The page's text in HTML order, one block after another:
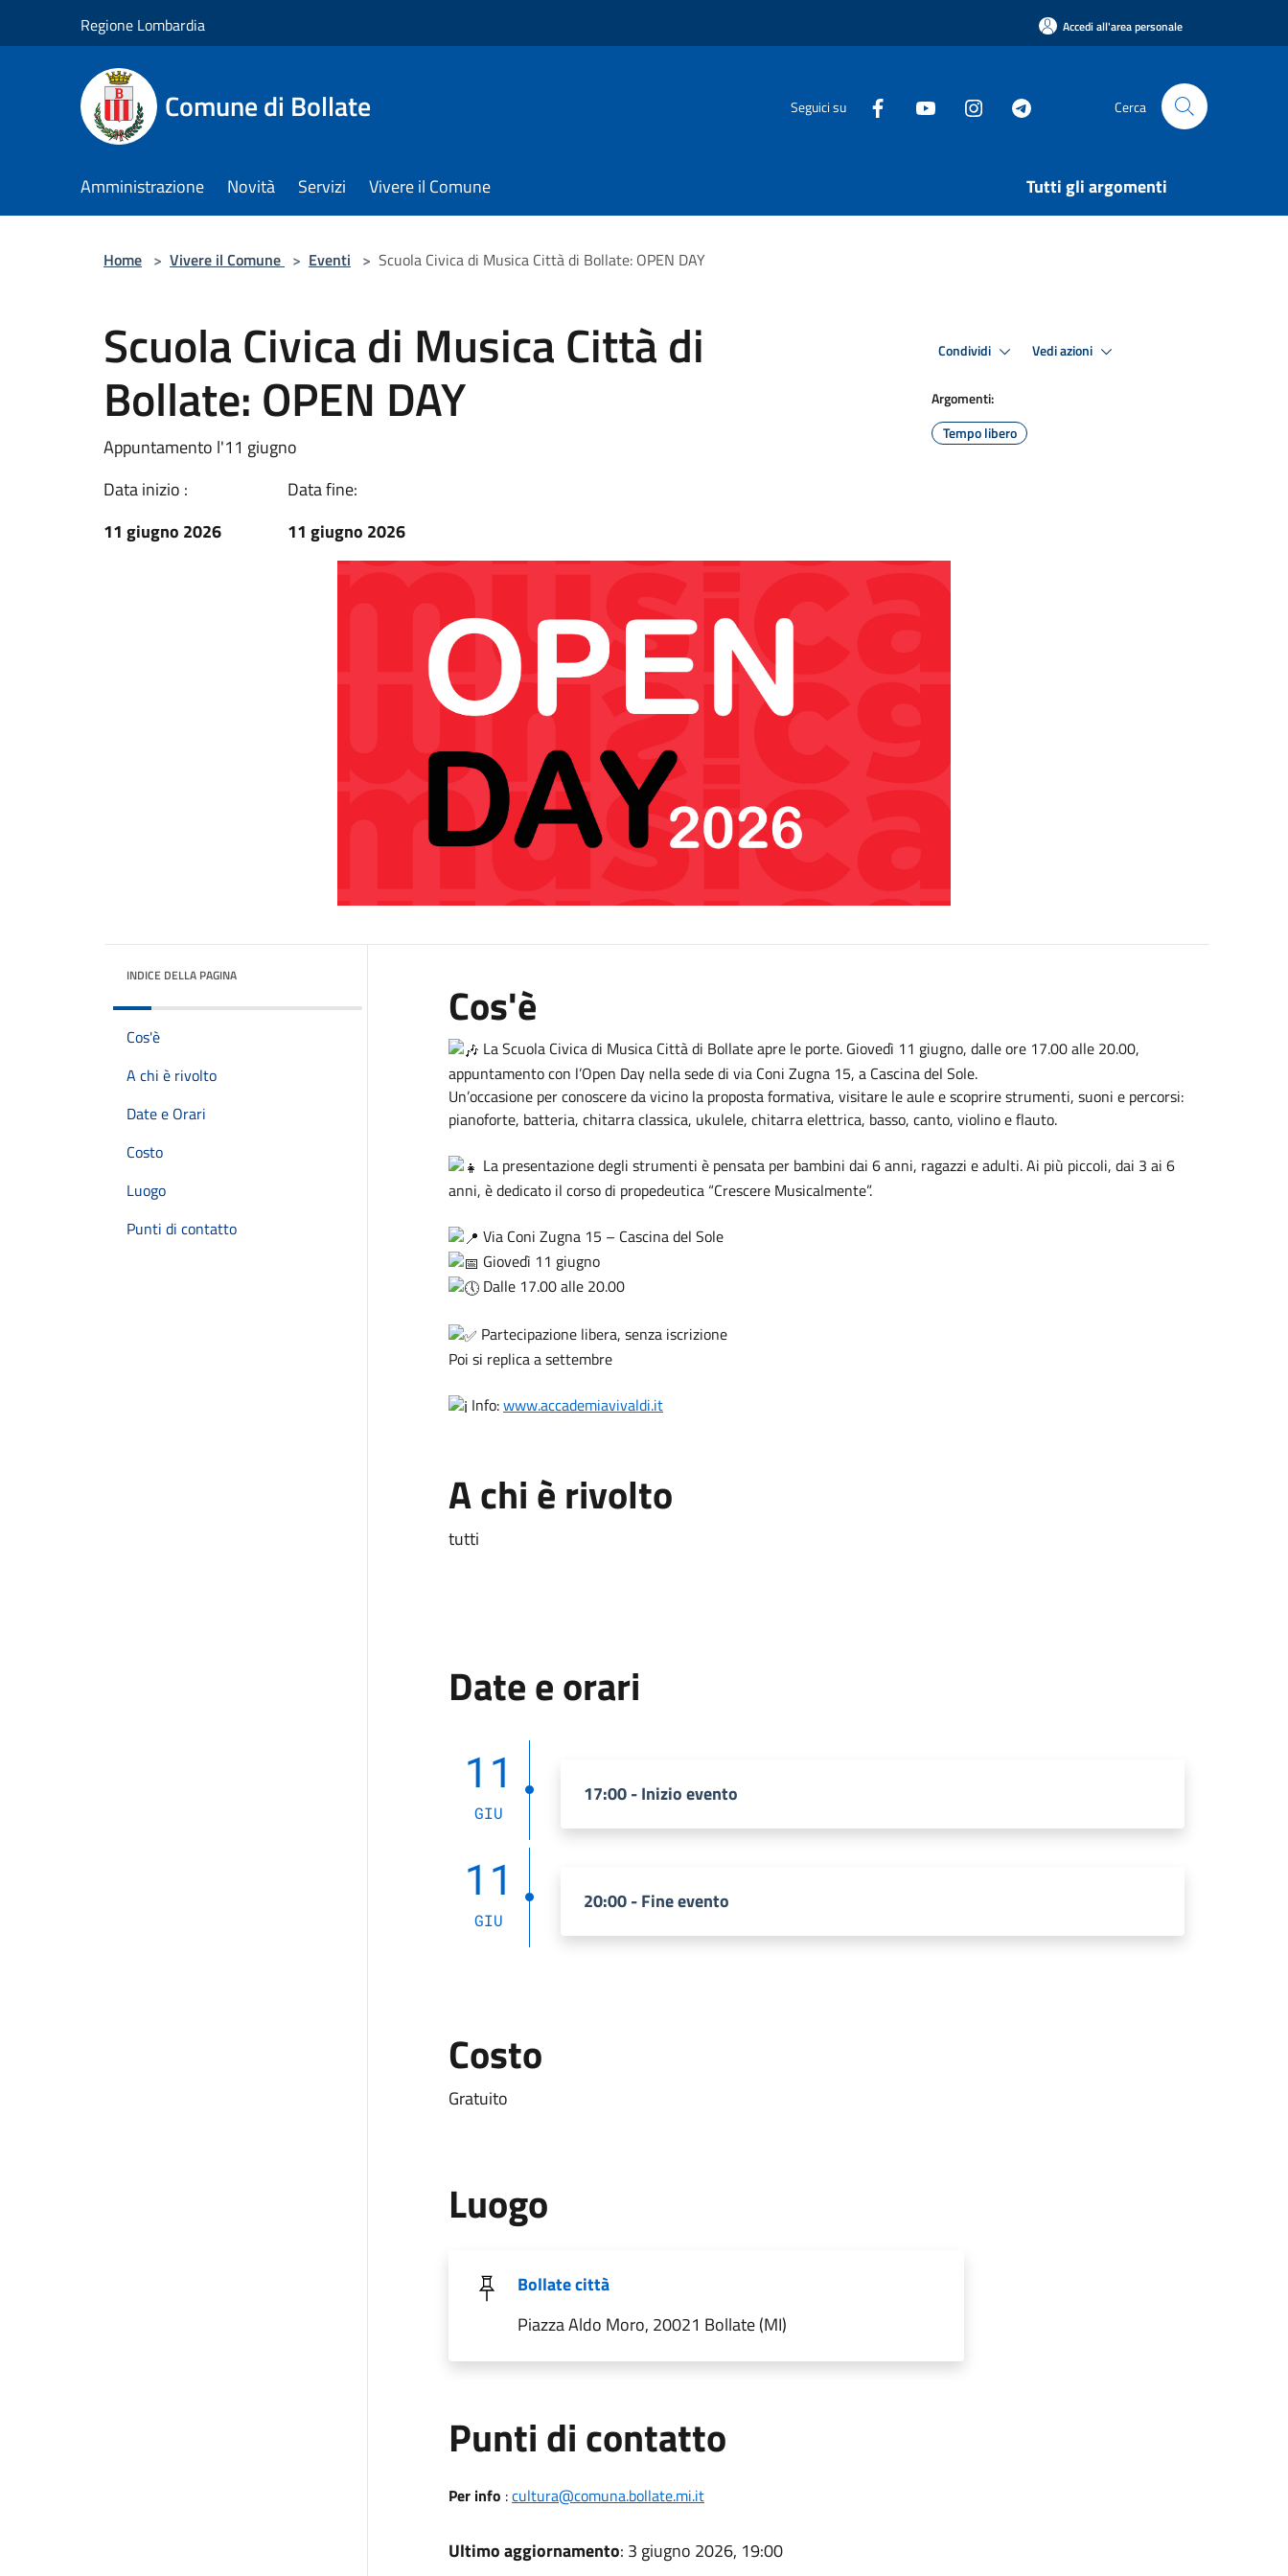
Regione Lombardia Accedi all'area personale
Comune di Bollate Seguici su Cerca
Amministrazione Novità Servizi Vivere il Comune Tutti gli argomenti
Home > Vivere il Comune > Eventi > Scuola Civica di Musica Città di Bollate: OPEN DAY
Scuola Civica di Musica Città di
Bollate: OPEN DAY
Appuntamento l'11 giugno
Data inizio :
11 giugno 2026
Data fine:
11 giugno 2026
Condividi Vedi azioni
Argomenti:
Tempo libero
INDICE DELLA PAGINA
Cos'è
A chi è rivolto
Date e Orari
Costo
Luogo
Punti di contatto
Cos'è
La Scuola Civica di Musica Città di Bollate apre le porte. Giovedì 11 giugno, dalle ore 17.00 alle 20.00,
appuntamento con l’Open Day nella sede di via Coni Zugna 15, a Cascina del Sole.
Un’occasione per conoscere da vicino la proposta formativa, visitare le aule e scoprire strumenti, suoni e percorsi:
pianoforte, batteria, chitarra classica, ukulele, chitarra elettrica, basso, canto, violino e flauto.
La presentazione degli strumenti è pensata per bambini dai 6 anni, ragazzi e adulti. Ai più piccoli, dai 3 ai 6
anni, è dedicato il corso di propedeutica “Crescere Musicalmente”.
Via Coni Zugna 15 – Cascina del Sole
Giovedì 11 giugno
Dalle 17.00 alle 20.00
Partecipazione libera, senza iscrizione
Poi si replica a settembre
Info:www.accademiavivaldi.it
A chi è rivolto
tutti
Date e orari
11
GIU
17:00 - Inizio evento
11
GIU
20:00 - Fine evento
Costo
Gratuito
Luogo
Bollate città
Piazza Aldo Moro, 20021 Bollate (MI)
Punti di contatto
Per info :cultura@comuna.bollate.mi.it
Ultimo aggiornamento: 3 giugno 2026, 19:00